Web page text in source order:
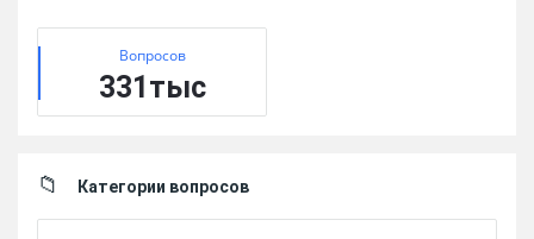
Вопросов
331тыс
Категории вопросов